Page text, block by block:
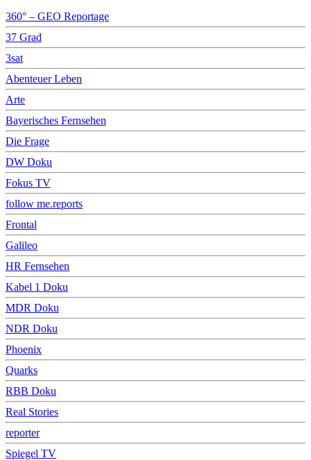
360° – GEO Reportage
37 Grad
3sat
Abenteuer Leben
Arte
Bayerisches Fernsehen
Die Frage
DW Doku
Fokus TV
follow me.reports
Frontal
Galileo
HR Fernsehen
Kabel 1 Doku
MDR Doku
NDR Doku
Phoenix
Quarks
RBB Doku
Real Stories
reporter
Spiegel TV